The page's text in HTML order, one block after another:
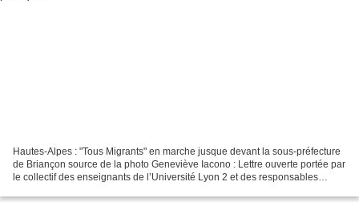
Hautes-Alpes : "Tous Migrants" en marche jusque devant la sous-préfecture
de Briançon source de la photo Geneviève Iacono : Lettre ouverte portée par
le collectif des enseignants de l’Université Lyon 2 et des responsables